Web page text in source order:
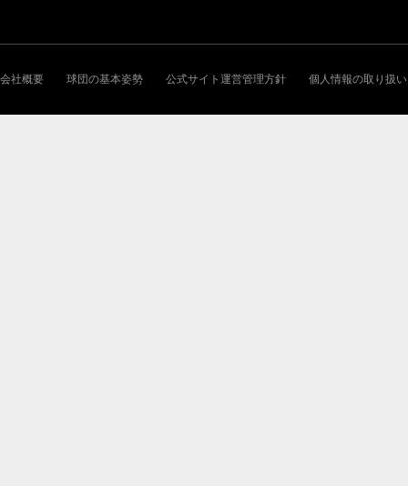
会社概要 球団の基本姿勢 公式サイト運営管理方針 個人情報の取り扱い